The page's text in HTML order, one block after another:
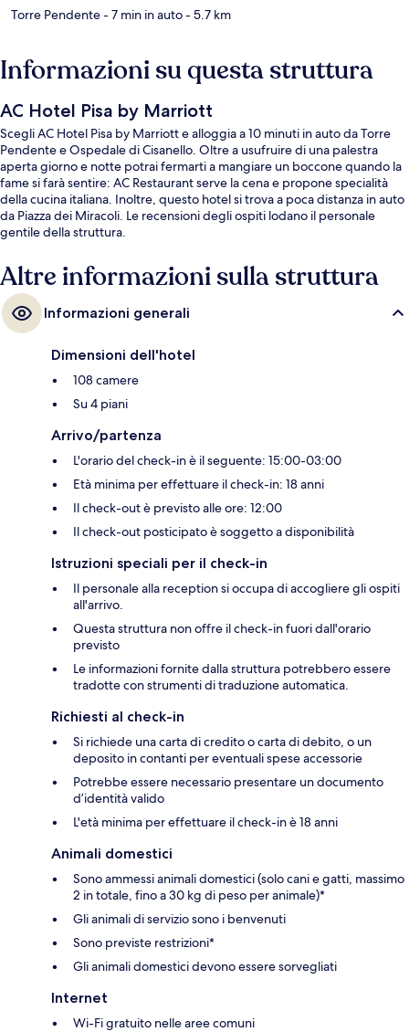
Torre Pendente- 7 min in auto- 5.7 km
Informazioni su questa struttura
AC Hotel Pisa by Marriott
Scegli AC Hotel Pisa by Marriott e alloggia a 10 minuti in auto da Torre
Pendente e Ospedale di Cisanello. Oltre a usufruire di una palestra
aperta giorno e notte potrai fermarti a mangiare un boccone quando la
fame si farà sentire: AC Restaurant serve la cena e propone specialità
della cucina italiana. Inoltre, questo hotel si trova a poca distanza in auto
da Piazza dei Miracoli. Le recensioni degli ospiti lodano il personale
gentile della struttura.
Altre informazioni sulla struttura
Informazioni generali
Dimensioni dell'hotel
108 camere
Su 4 piani
Arrivo/partenza
L'orario del check-in è il seguente: 15:00-03:00
Età minima per effettuare il check-in: 18 anni
Il check-out è previsto alle ore: 12:00
Il check-out posticipato è soggetto a disponibilità
Istruzioni speciali per il check-in
Il personale alla reception si occupa di accogliere gli ospiti
all'arrivo.
Questa struttura non offre il check-in fuori dall'orario
previsto
Le informazioni fornite dalla struttura potrebbero essere
tradotte con strumenti di traduzione automatica.
Richiesti al check-in
Si richiede una carta di credito o carta di debito, o un
deposito in contanti per eventuali spese accessorie
Potrebbe essere necessario presentare un documento
d’identità valido
L'età minima per effettuare il check-in è 18 anni
Animali domestici
Sono ammessi animali domestici (solo cani e gatti, massimo
2 in totale, fino a 30 kg di peso per animale)*
Gli animali di servizio sono i benvenuti
Sono previste restrizioni*
Gli animali domestici devono essere sorvegliati
Internet
Wi-Fi gratuito nelle aree comuni